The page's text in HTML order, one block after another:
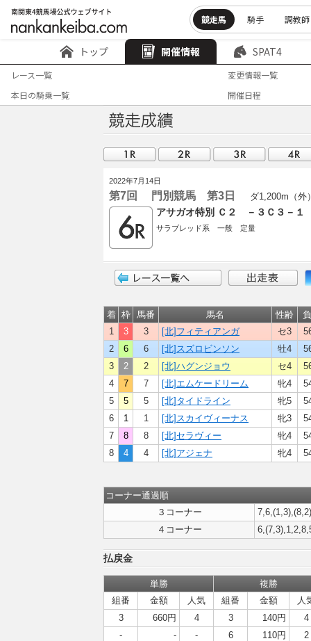
競走馬 騎手 調教師
トップ 開催情報 SPAT4
レース一覧
変更情報一覧
本日の騎乗一覧
開催日程
2022年7月14日
第7回 門別競馬 第3日 ダ1,200m（外
アサガオ特別 Ｃ２ －３Ｃ３－１
サラブレッド系 一般 定量
着 枠 馬番 馬名 性齢
1
3 3 [北]フィティアンガ セ3
2
6 6 [北]スズロビンソン 牡4
3
2 2 [北]ハグンジョウ セ4
4
7 7 [北]エムケードリーム 牝4
5
5 5 [北]タイドライン 牝5
6
1 1 [北]スカイヴィーナス 牝3
7
8 8 [北]セラヴィー 牝4
8
4 4 [北]アジェナ 牝4
コーナー通過順
３コーナー
４コーナー
払戻金
単勝
複勝
組番
金額 人気 組番 金額
人
3
660円 4 3 140円
4
-
- - 6 110円
2